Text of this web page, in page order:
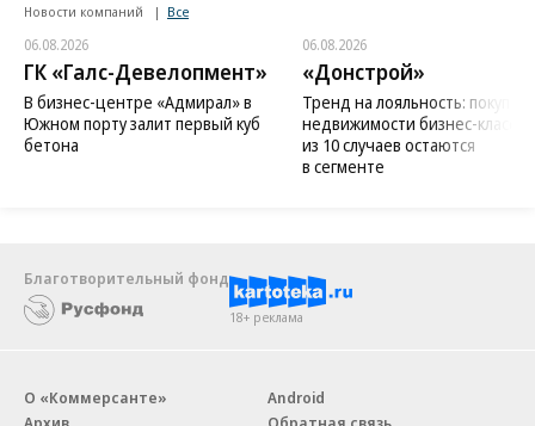
Новости компаний Все
06.08.2026
ГК «Галс-Девелопмент»
В бизнес-центре «Адмирал» в
Южном порту залит первый куб
бетона
06.08.2026
«Донстрой»
Тренд на лояльность:
недвижимости бизнес-класса
из 10 случаев остаются
в сегменте
Благотворительный фонд
18+ реклама
О «Коммерсанте»
Android